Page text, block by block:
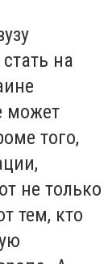
на
может
того,
не только
тем, кто